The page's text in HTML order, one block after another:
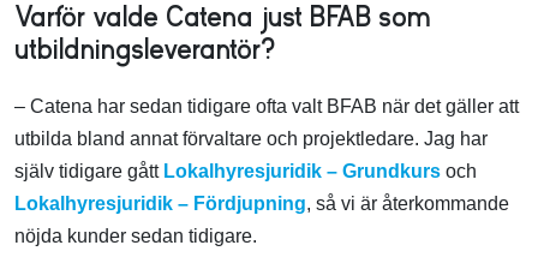
Varför valde Catena just BFAB som
utbildningsleverantör?
– Catena har sedan tidigare ofta valt BFAB när det gäller att
utbilda bland annat förvaltare och projektledare. Jag har
själv tidigare gått Lokalhyresjuridik – Grundkurs och
Lokalhyresjuridik – Fördjupning, så vi är återkommande
nöjda kunder sedan tidigare.